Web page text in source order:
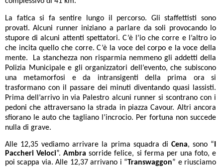
La fatica si fa sentire lungo il percorso. Gli staffettisti sono
provati. Alcuni runner iniziano a parlare da soli provocando lo
stupore di alcuni attenti spettatori. C’è l’io che corre e l’altro io
che incita quello che corre. C’è la voce del corpo e la voce della
mente. La stanchezza non risparmia nemmeno gli addetti della
Polizia Municipale e gli organizzatori dell’evento, che subiscono
una metamorfosi e da intransigenti della prima ora si
trasformano con il passare dei minuti diventando quasi lassisti.
Prima dell’arrivo in via Palestro alcuni runner si scontrano con i
pedoni che attraversano la strada in piazza Cavour. Altri ancora
sfiorano le auto che tagliano l’incrocio. Per fortuna non succede
nulla di grave.
Alle 12,35 vediamo arrivare la prima squadra di Cena, sono “
Paccheri Veloci”.Ambra sorride felice, si ferma per una foto, e
poi scappa via.Alle 12,37 arrivano i “Transwaggon” e riusciamo